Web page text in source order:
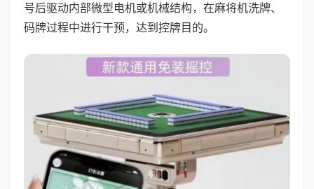
号后驱动内部微型电机或机械结构，在麻将机洗牌、
码牌过程中进行干预，达到控牌目的。